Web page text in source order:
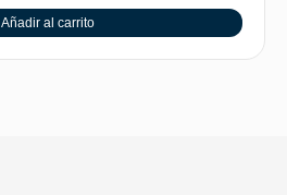
Añadir al carrito